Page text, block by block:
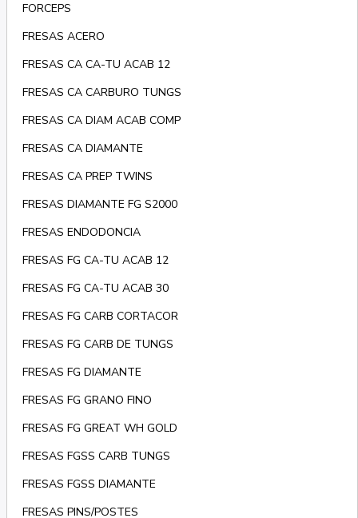
FORCEPS
FRESAS ACERO
FRESAS CA CA-TU ACAB 12
FRESAS CA CARBURO TUNGS
FRESAS CA DIAM ACAB COMP
FRESAS CA DIAMANTE
FRESAS CA PREP TWINS
FRESAS DIAMANTE FG S2000
FRESAS ENDODONCIA
FRESAS FG CA-TU ACAB 12
FRESAS FG CA-TU ACAB 30
FRESAS FG CARB CORTACOR
FRESAS FG CARB DE TUNGS
FRESAS FG DIAMANTE
FRESAS FG GRANO FINO
FRESAS FG GREAT WH GOLD
FRESAS FGSS CARB TUNGS
FRESAS FGSS DIAMANTE
FRESAS PINS/POSTES